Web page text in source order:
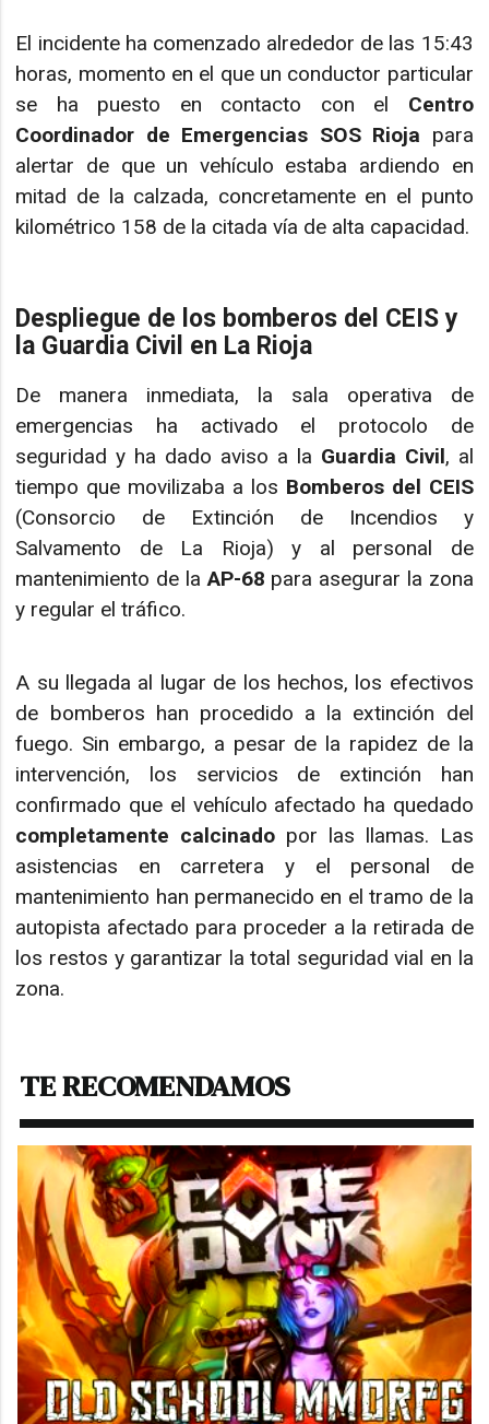
El incidente ha comenzado alrededor de las 15:43
horas, momento en el que un conductor particular
se ha puesto en contacto con el Centro
Coordinador de Emergencias SOS Rioja para
alertar de que un vehículo estaba ardiendo en
mitad de la calzada, concretamente en el punto
kilométrico 158 de la citada vía de alta capacidad.
Despliegue de los bomberos del CEIS y
la Guardia Civil en La Rioja
De manera inmediata, la sala operativa de
emergencias ha activado el protocolo de
seguridad y ha dado aviso a la Guardia Civil, al
tiempo que movilizaba a los Bomberos del CEIS
(Consorcio de Extinción de Incendios y
Salvamento de La Rioja) y al personal de
mantenimiento de laAP-68 para asegurar la zona
y regular el tráfico.
A su llegada al lugar de los hechos, los efectivos
de bomberos han procedido a la extinción del
fuego. Sin embargo, a pesar de la rapidez de la
intervención, los servicios de extinción han
confirmado que el vehículo afectado ha quedado
completamente calcinado por las llamas. Las
asistencias en carretera y el personal de
mantenimiento han permanecido en el tramo de la
autopista afectado para proceder a la retirada de
los restos y garantizar la total seguridad vial en la
zona.
TE RECOMENDAMOS